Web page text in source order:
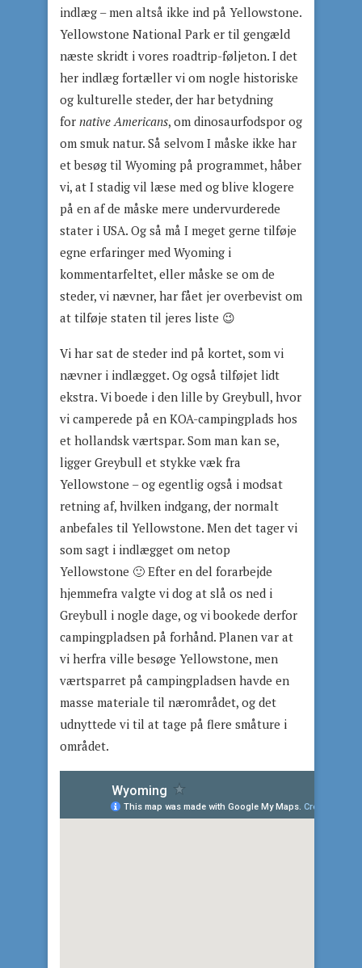
indlæg – men altså ikke ind på Yellowstone.
Yellowstone National Park er til gengæld
næste skridt i vores roadtrip-føljeton. I det
her indlæg fortæller vi om nogle historiske
og kulturelle steder, der har betydning
for native Americans, om dinosaurfodspor og
om smuk natur. Så selvom I måske ikke har
et besøg til Wyoming på programmet, håber
vi, at I stadig vil læse med og blive klogere
på en af de måske mere undervurderede
stater i USA. Og så må I meget gerne tilføje
egne erfaringer med Wyoming i
kommentarfeltet, eller måske se om de
steder, vi nævner, har fået jer overbevist om
at tilføje staten til jeres liste 😉
Vi har sat de steder ind på kortet, som vi
nævner i indlægget. Og også tilføjet lidt
ekstra. Vi boede i den lille by Greybull, hvor
vi camperede på en KOA-campingplads hos
et hollandsk værtspar. Som man kan se,
ligger Greybull et stykke væk fra
Yellowstone – og egentlig også i modsat
retning af, hvilken indgang, der normalt
anbefales til Yellowstone. Men det tager vi
som sagt i indlægget om netop
Yellowstone 🙂 Efter en del forarbejde
hjemmefra valgte vi dog at slå os ned i
Greybull i nogle dage, og vi bookede derfor
campingpladsen på forhånd. Planen var at
vi herfra ville besøge Yellowstone, men
værtsparret på campingpladsen havde en
masse materiale til nærområdet, og det
udnyttede vi til at tage på flere småture i
området.